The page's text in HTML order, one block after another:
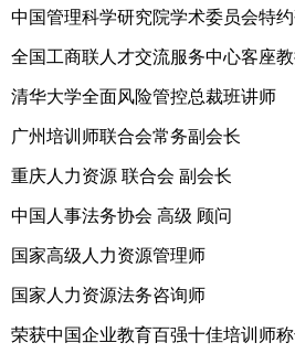
中国管理科学研究院学术委员会特
全国工商联人才交流服务中心客座
清华大学全面风险管控总裁班讲师
广州培训师联合会常务副会长
重庆人力资源 联合会 副会长
中国人事法务协会 高级 顾问
国家高级人力资源管理师
国家人力资源法务咨询师
荣获中国企业教育百强十佳培训师